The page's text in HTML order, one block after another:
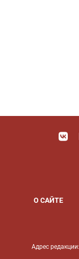
О САЙТЕ
Адрес